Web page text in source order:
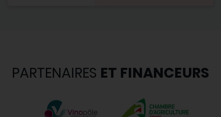
PARTENAIRES ET FINANCEURS